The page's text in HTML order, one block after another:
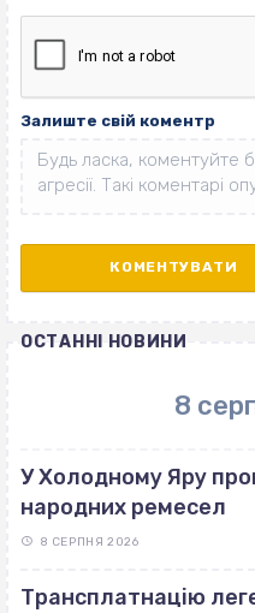
Залиште свій коментр
ОСТАННІ НОВИНИ
8
У Холодному Яру
народних ремесел
8 СЕРПНЯ 2026
Трансплатнацію